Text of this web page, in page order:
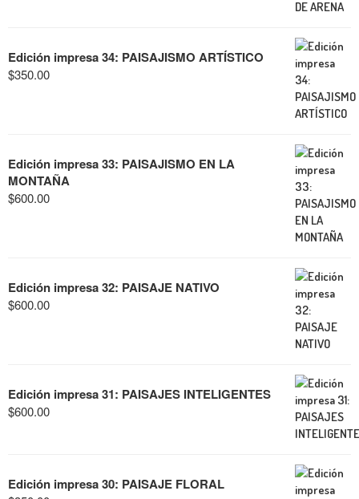
Edición impresa 34: PAISAJISMO ARTÍSTICO
$350.00
Edición impresa 33: PAISAJISMO EN LA
MONTAÑA
$600.00
Edición impresa 32: PAISAJE NATIVO
$600.00
Edición impresa 31: PAISAJES INTELIGENTES
$600.00
Edición impresa 30: PAISAJE FLORAL